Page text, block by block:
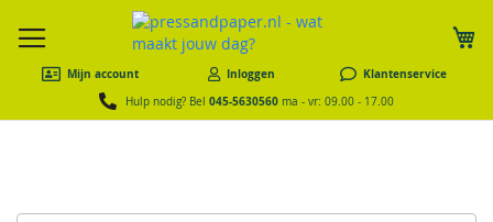
Mijn account Inloggen Klantenservice
Hulp nodig? Bel 045-5630560 ma - vr: 09.00 - 17.00